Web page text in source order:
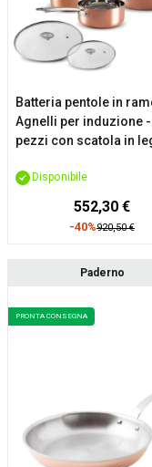
Batteria pentole in
Agnelli per induzione
pezzi con scatola in
Disponibile
552,30 €
920,50 €
-40%
PRONTA CONSEGNA
Paderno